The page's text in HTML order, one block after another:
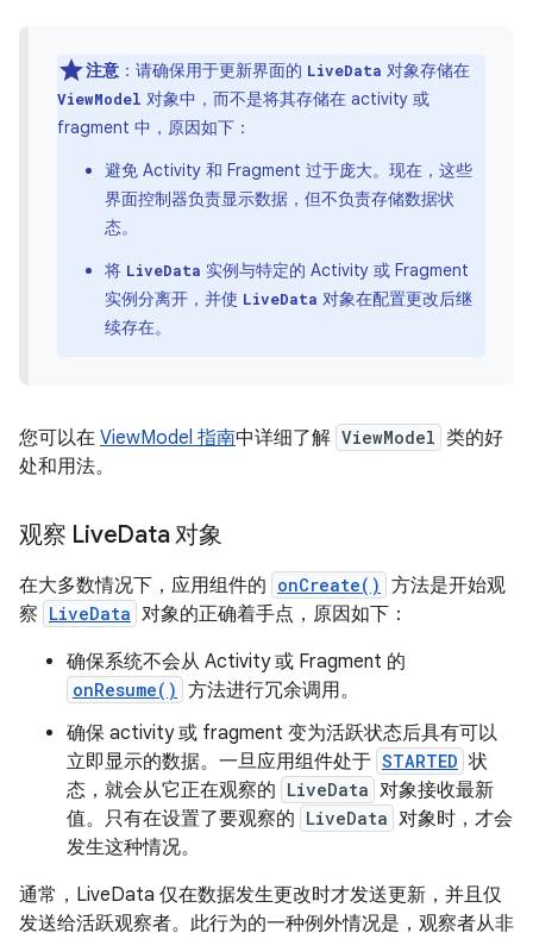
注意 ：请确保用于更新界面的 LiveData 对象存储在
ViewModel 对象中，而不是将其存储在 activity 或
fragment 中，原因如下：
避免 Activity 和 Fragment 过于庞大。现在，这些
界面控制器负责显示数据，但不负责存储数据状
态。
将 LiveData 实例与特定的 Activity 或 Fragment
实例分离开，并使 LiveData 对象在配置更改后继
续存在。
您可以在 ViewModel 指南中详细了解 ViewModel 类的好
处和用法。
观察 LiveData 对象
在大多数情况下，应用组件的 onCreate() 方法是开始观
察 LiveData 对象的正确着手点，原因如下：
确保系统不会从 Activity 或 Fragment 的
onResume() 方法进行冗余调用。
确保 activity 或 fragment 变为活跃状态后具有可以
立即显示的数据。一旦应用组件处于 STARTED 状
态，就会从它正在观察的 LiveData 对象接收最新
值。只有在设置了要观察的 LiveData 对象时，才会
发生这种情况。
通常，LiveData 仅在数据发生更改时才发送更新，并且仅
发送给活跃观察者。此行为的一种例外情况是，观察者从非